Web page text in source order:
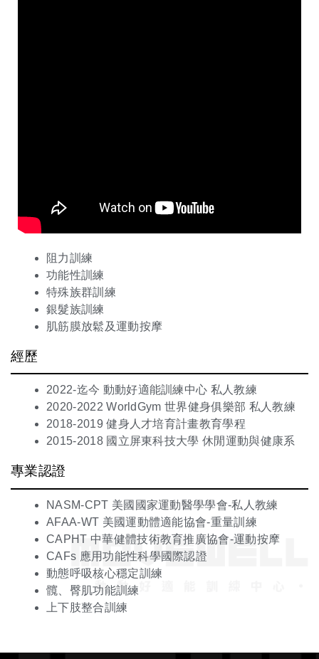
阻力訓練
功能性訓練
特殊族群訓練
銀髮族訓練
肌筋膜放鬆及運動按摩
經歷
2022-迄今 動動好適能訓練中心 私人教練
2020-2022 WorldGym 世界健身俱樂部 私人教練
2018-2019 健身人才培育計畫教育學程
2015-2018 國立屏東科技大學 休閒運動與健康系
專業認證
NASM-CPT 美國國家運動醫學學會-私人教練
AFAA-WT 美國運動體適能協會-重量訓練
CAPHT 中華健體技術教育推廣協會-運動按摩
CAFs 應用功能性科學國際認證
動態呼吸核心穩定訓練
髖、臀肌功能訓練
上下肢整合訓練